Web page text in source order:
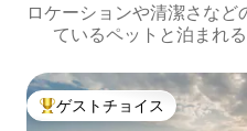
ロケーションや清潔さな
ているペットと泊まれ
大好評のゲストチョイスです
ゲストチョイス